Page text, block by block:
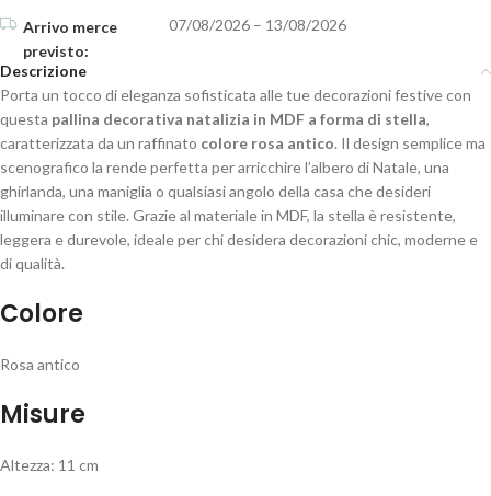
07/08/2026 – 13/08/2026
Descrizione
Porta un tocco di eleganza sofisticata alle tue decorazioni festive con
questa pallina decorativa natalizia in MDF a forma di stella,
caratterizzata da un raffinato colore rosa antico. Il design semplice ma
scenografico la rende perfetta per arricchire l’albero di Natale, una
ghirlanda, una maniglia o qualsiasi angolo della casa che desideri
illuminare con stile. Grazie al materiale in MDF, la stella è resistente,
leggera e durevole, ideale per chi desidera decorazioni chic, moderne e
di qualità.
Colore
Rosa antico
Misure
Altezza: 11 cm